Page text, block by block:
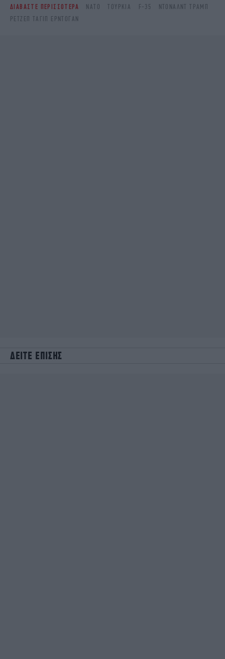
ΔΙΑΒΑΣΤΕ ΠΕΡΙΣΣΟΤΕΡΑ ΝΑΤΟ ΤΟΥΡΚΊΑ F-35
ΝΤΌΝΑΛΝΤ ΤΡΑΜΠ
ΡΕΤΖΈΠ ΤΑΓΊΠ ΕΡΝΤΟΓΆΝ
ΔΕΙΤΕ ΕΠΙΣΗΣ